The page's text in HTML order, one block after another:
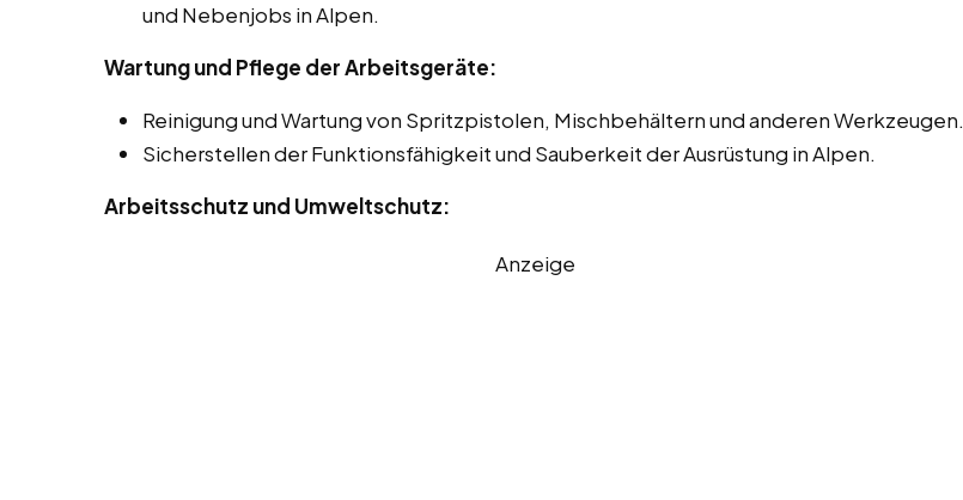
und Nebenjobs in Alpen.
Wartung und Pflege der Arbeitsgeräte:
Reinigung und Wartung von Spritzpistolen, Mischbehältern und anderen Werkzeugen.
Sicherstellen der Funktionsfähigkeit und Sauberkeit der Ausrüstung in Alpen.
Arbeitsschutz und Umweltschutz:
Anzeige